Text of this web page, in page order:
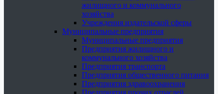
жилищного и коммунального
хозяйства
Учреждения издательской сферы
Муниципальные предприятия
Муниципальные предприятия
Предприятия жилищного и
коммунального хозяйства
Предприятия транспорта
Предприятия общественного питания
Предприятия здравоохранения
Предприятия прочих отраслей